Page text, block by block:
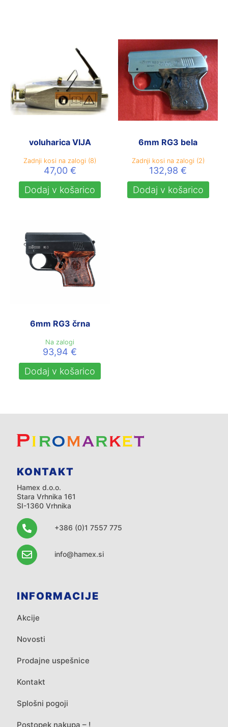
voluharica VIJA
Zadnji kosi na zalogi (8)
47,00 €
Dodaj v košarico
6mm RG3 bela
Zadnji kosi na zalogi (2)
132,98€
Dodaj v košarico
6mm RG3 črna
Na zalogi
93,94€
Dodaj v košarico
KONTAKT
Hamex d.o.o.
Stara Vrhnika 161
SI-1360 Vrhnika
+386 (0)1 7557 775
info@hamex.si
INFORMACIJE
Akcije
Novosti
Prodajne uspešnice
Kontakt
Splošni pogoji
Postopek nakupa – !